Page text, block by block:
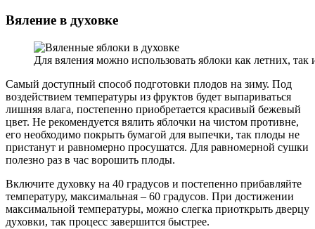
Вяление в духовке
Для вяления можно использовать яблоки как летних, так
Самый доступный способ подготовки плодов на зиму. Под
воздействием температуры из фруктов будет выпариваться
лишняя влага, постепенно приобретается красивый бежевый
цвет. Не рекомендуется вялить яблочки на чистом противне,
его необходимо покрыть бумагой для выпечки, так плоды не
пристанут и равномерно просушатся. Для равномерной сушки
полезно раз в час ворошить плоды.
Включите духовку на 40 градусов и постепенно прибавляйте
температуру, максимальная – 60 градусов. При достижении
максимальной температуры, можно слегка приоткрыть дверцу
духовки, так процесс завершится быстрее.